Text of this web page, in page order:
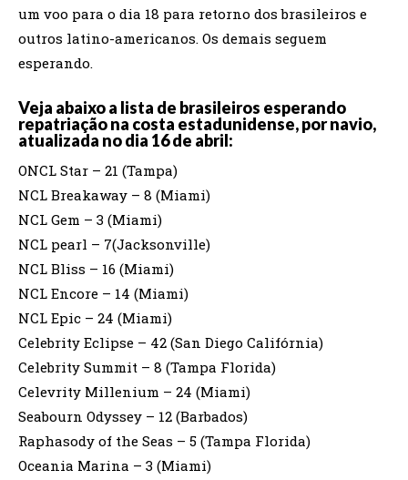
um voo para o dia 18 para retorno dos brasileiros e
outros latino-americanos. Os demais seguem
esperando.
Veja abaixo a lista de brasileiros esperando
repatriação na costa estadunidense, por navio,
atualizada no dia 16 de abril:
ONCL Star – 21 (Tampa)
NCL Breakaway – 8 (Miami)
NCL Gem – 3 (Miami)
NCL pearl – 7(Jacksonville)
NCL Bliss – 16 (Miami)
NCL Encore – 14 (Miami)
NCL Epic – 24 (Miami)
Celebrity Eclipse – 42 (San Diego Califórnia)
Celebrity Summit – 8 (Tampa Florida)
Celevrity Millenium – 24 (Miami)
Seabourn Odyssey – 12 (Barbados)
Raphasody of the Seas – 5 (Tampa Florida)
Oceania Marina – 3 (Miami)